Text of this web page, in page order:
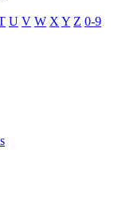
U V W X Y Z 0-9